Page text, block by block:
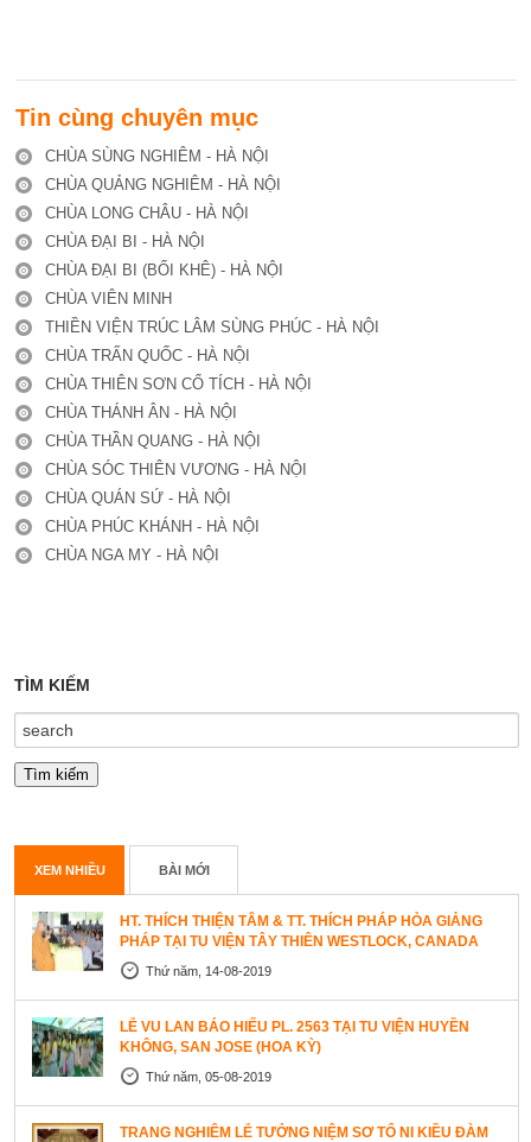
Tin cùng chuyên mục
CHÙA SÙNG NGHIÊM - HÀ NỘI
CHÙA QUẢNG NGHIÊM - HÀ NỘI
CHÙA LONG CHÂU - HÀ NỘI
CHÙA ĐẠI BI - HÀ NỘI
CHÙA ĐẠI BI (BỐI KHÊ) - HÀ NỘI
CHÙA VIÊN MINH
THIỀN VIỆN TRÚC LÂM SÙNG PHÚC - HÀ NỘI
CHÙA TRẤN QUỐC - HÀ NỘI
CHÙA THIÊN SƠN CỔ TÍCH - HÀ NỘI
CHÙA THÁNH ÂN - HÀ NỘI
CHÙA THẦN QUANG - HÀ NỘI
CHÙA SÓC THIÊN VƯƠNG - HÀ NỘI
CHÙA QUÁN SỨ - HÀ NỘI
CHÙA PHÚC KHÁNH - HÀ NỘI
CHÙA NGA MY - HÀ NỘI
TÌM KIẾM
XEM NHIỀU BÀI MỚI
HT. THÍCH THIỆN TÂM & TT. THÍCH PHÁP HÒA GIẢNG
PHÁP TẠI TU VIỆN TÂY THIÊN WESTLOCK, CANADA
Thứ năm, 14-08-2019
LỄ VU LAN BÁO HIẾU PL. 2563 TẠI TU VIỆN HUYỀN
KHÔNG, SAN JOSE (HOA KỲ)
Thứ năm, 05-08-2019
TRANG NGHIÊM LỄ TƯỞNG NIỆM SƠ TỔ NI KIỀU ĐÀM